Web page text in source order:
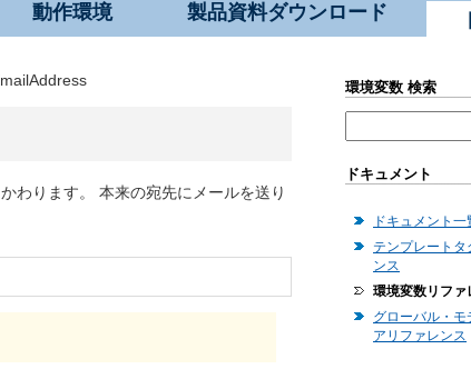
動作環境 製品資料ダウンロード
わります。 本来の宛先にメールを送り
環境変数 検索
ドキュメント
ドキュメント一
テンプレートタ
ンス
環境変数リファ
グローバル・モ
アリファレンス